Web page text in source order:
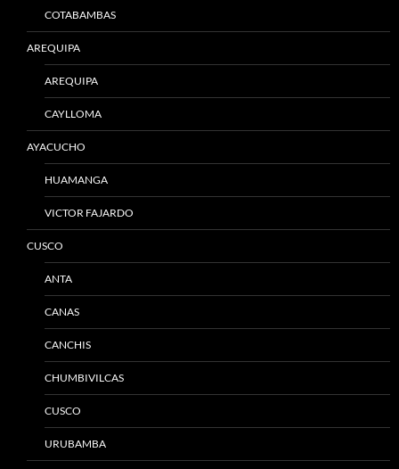
COTABAMBAS
AREQUIPA
AREQUIPA
CAYLLOMA
AYACUCHO
HUAMANGA
VICTOR FAJARDO
CUSCO
ANTA
CANAS
CANCHIS
CHUMBIVILCAS
CUSCO
URUBAMBA